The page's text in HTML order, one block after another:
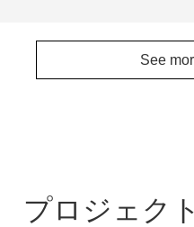
See
プロジェク